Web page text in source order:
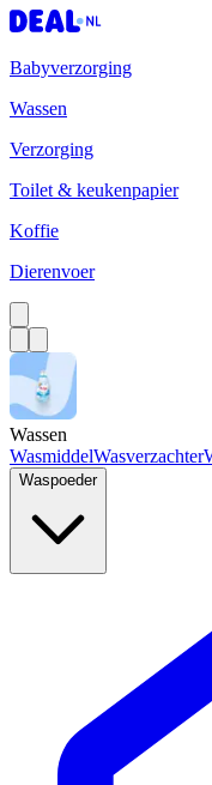
Babyverzorging
Wassen
Verzorging
Toilet & keukenpapier
Koffie
Dierenvoer
Wassen
WasmiddelWasverzachter
Waspoeder